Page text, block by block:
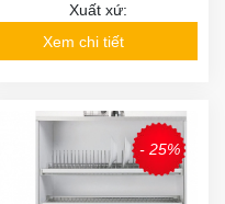
Xuất xứ:
Xem chi tiết
- 25%